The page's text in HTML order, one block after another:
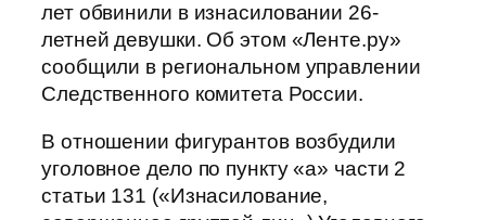
лет обвинили в изнасиловании 26-
летней девушки. Об этом «Ленте.ру»
сообщили в региональном управлении
Следственного комитета России.
В отношении фигурантов возбудили
уголовное дело по пункту «а» части 2
статьи 131 («Изнасилование,